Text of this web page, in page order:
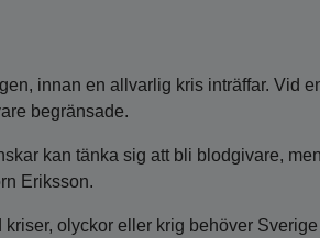
innan en allvarlig kris inträffar. Vid
begränsade.
kan tänka sig att bli blodgivare,
Eriksson.
olyckor eller krig behöver